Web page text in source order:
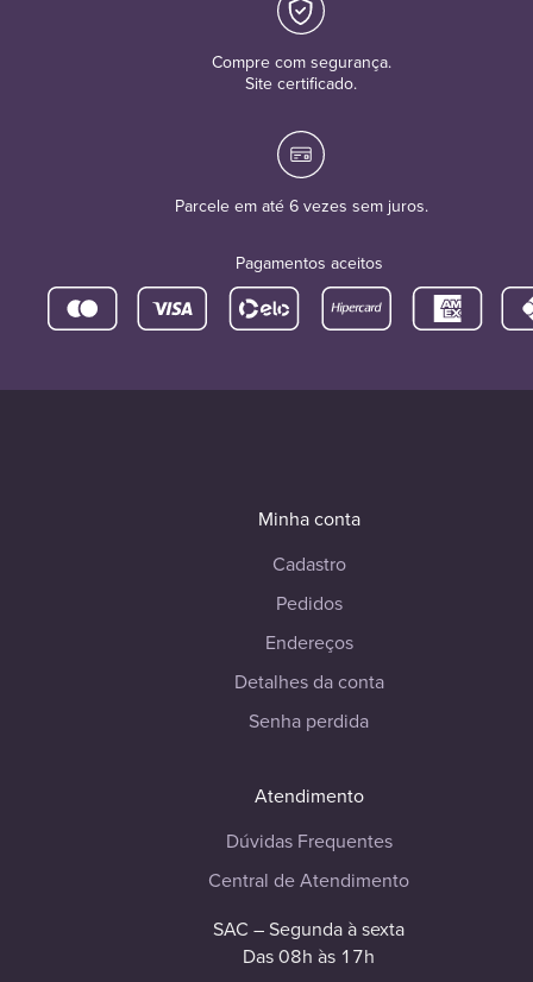
Compre com segurança.
Site certificado.
Parcele em até 6 vezes sem juros.
Pagamentos aceitos
Minha conta
Cadastro
Pedidos
Endereços
Detalhes da conta
Senha perdida
Atendimento
Dúvidas Frequentes
Central de Atendimento
SAC – Segunda à sexta
Das 08h às 17h